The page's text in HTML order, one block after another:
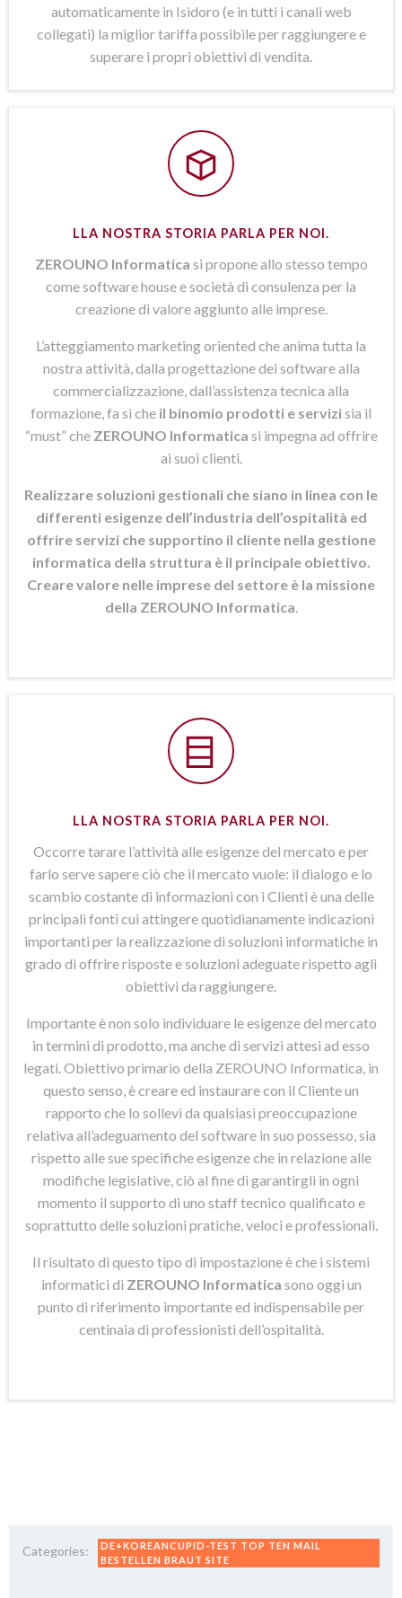
automaticamente in Isidoro (e in tutti i canali web
collegati) la miglior tariffa possibile per raggiungere e
superare i propri obiettivi di vendita.
LLA NOSTRA STORIA PARLA PER NOI.
ZEROUNO Informatica si propone allo stesso tempo
come software house e società di consulenza per la
creazione di valore aggiunto alle imprese.
L’atteggiamento marketing oriented che anima tutta la
nostra attività, dalla progettazione dei software alla
commercializzazione, dall’assistenza tecnica alla
formazione, fa si che il binomio prodotti e servizisia il
“must” che ZEROUNO Informatica si impegna ad offrire
ai suoi clienti.
Realizzare soluzioni gestionali che siano in linea con le
differenti esigenze dell’industria dell’ospitalità ed
offrire servizi che supportino il cliente nella gestione
informatica della struttura è il principale obiettivo.
Creare valore nelle imprese del settore è la missione
della ZEROUNO Informatica
LLA NOSTRA STORIA PARLA PER NOI.
Occorre tarare l’attività alle esigenze del mercato e per
farlo serve sapere ciò che il mercato vuole: il dialogo e lo
scambio costante di informazioni con i Clienti è una delle
principali fonti cui attingere quotidianamente indicazioni
importanti per la realizzazione di soluzioni informatiche in
grado di offrire risposte e soluzioni adeguate rispetto agli
obiettivi da raggiungere.
Importante è non solo individuare le esigenze del mercato
in termini di prodotto, ma anche di servizi attesi ad esso
legati. Obiettivo primario della ZEROUNO Informatica, in
questo senso, è creare ed instaurare con il Cliente un
rapporto che lo sollevi da qualsiasi preoccupazione
relativa all’adeguamento del software in suo possesso, sia
rispetto alle sue specifiche esigenze che in relazione alle
modifiche legislative, ciò al fine di garantirgli in ogni
momento il supporto di uno staff tecnico qualificato e
soprattutto delle soluzioni pratiche, veloci e professionali.
Il risultato di questo tipo di impostazione è che i sistemi
informatici di ZEROUNO Informatica sono oggi un
punto di riferimento importante ed indispensabile per
centinaia di professionisti dell’ospitalità.
Categories:
DE+KOREANCUPID-TEST TOP TEN MAIL
BESTELLEN BRAUT SITE